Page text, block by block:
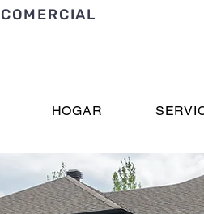
HOGAR